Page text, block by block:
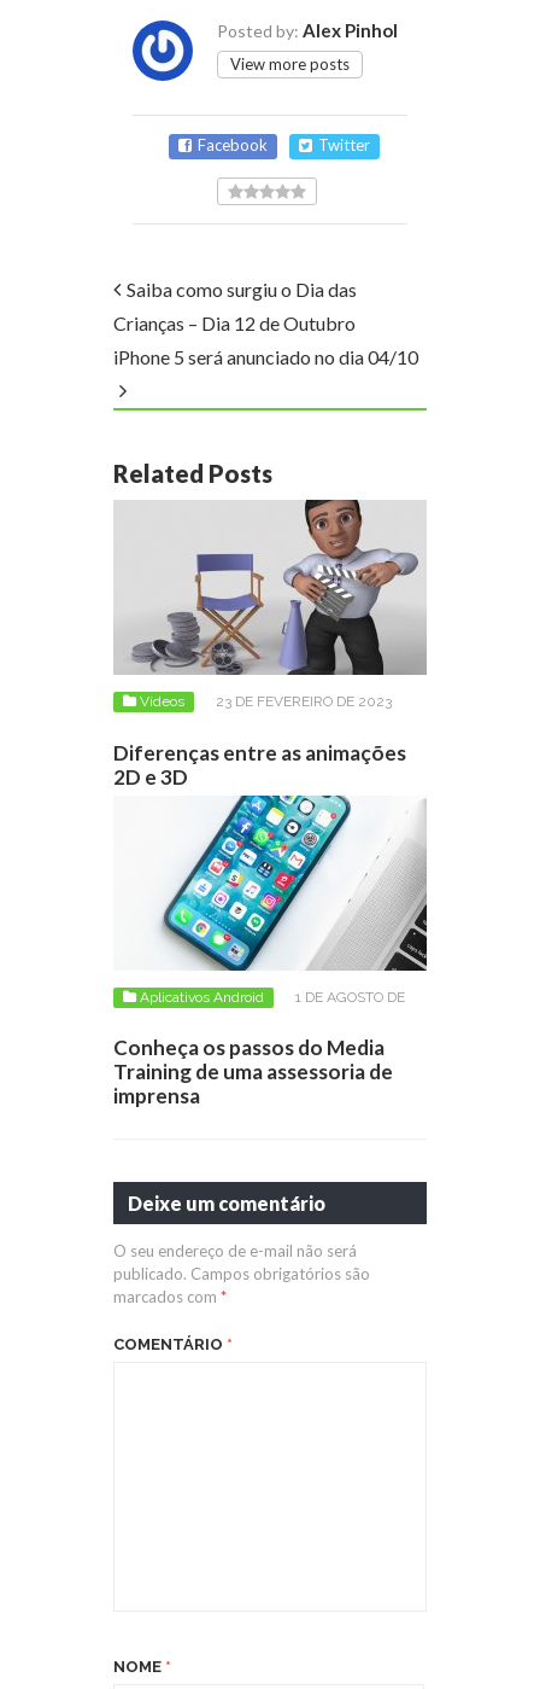
Posted by: Alex Pinhol
View more posts
Facebook Twitter
Saiba como surgiu o Dia das
Crianças – Dia 12 de Outubro
iPhone 5 será anunciado no dia 04/10
Related Posts
Vídeos 23 DE FEVEREIRO DE 2023
Diferenças entre as animações
2D e 3D
Aplicativos Android
1 DE AGOSTO DE
Conheça os passos do Media
Training de uma assessoria de
imprensa
Deixe um comentário
O seu endereço de e-mail não será
publicado. Campos obrigatórios são
marcados com *
COMENTÁRIO *
NOME *